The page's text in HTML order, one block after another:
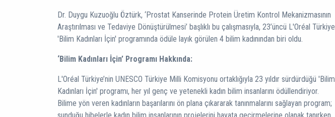
Dr. Duygu Kuzuoğlu Öztürk, ‘Prostat Kanserinde Protein Üretim Kontrol Mekanizmasının
Araştırılması ve Tedaviye Dönüştürülmesi’ başlıklı bu çalışmasıyla, 23’üncü L'Oréal Türkiye
'Bilim Kadınları İçin' programında ödüle layık görülen 4 bilim kadınından biri oldu.
‘Bilim Kadınları İçin’ Programı Hakkında:
L'Oréal Türkiye’nin UNESCO Türkiye Milli Komisyonu ortaklığıyla 23 yıldır sürdürdüğü 'Bilim
Kadınları İçin' programı, her yıl genç ve yetenekli kadın bilim insanlarını ödüllendiriyor.
Bilime yön veren kadınların başarılarını ön plana çıkararak tanınmalarını sağlayan program;
sunduğu hibelerle kadın bilim insanlarının projelerini hayata geçirmelerine olanak tanırken,